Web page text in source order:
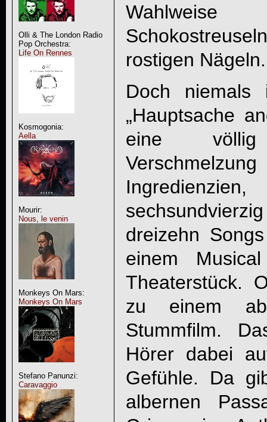
Olli & The London Radio
Pop Orchestra:
Life On Rennes
Kosmogonia:
Aella
Mourir:
Nous, le venin
Monkeys On Mars:
Monkeys On Mars
Stefano Panunzi:
Caravaggio
rostigen Nägeln.
Doch niemals
„Hauptsache
eine völlig
dreizehn
einem
Theaterstück.
zu einem
Stummfilm.
Hörer dabei
Gefühle. Da
albernen